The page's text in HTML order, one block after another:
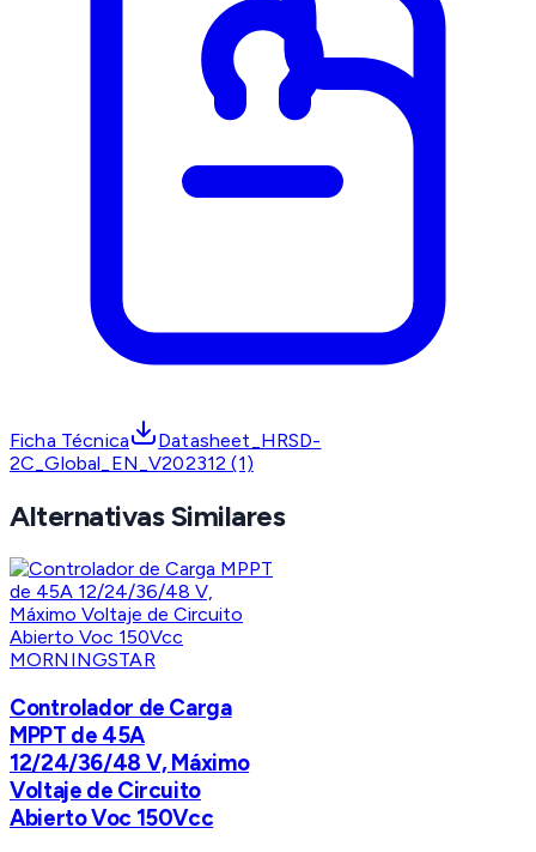
Ficha Técnica
Datasheet_HRSD-
2C_Global_EN_V202312 (1)
Alternativas Similares
MORNINGSTAR
Controlador de Carga
MPPT de 45A
12/24/36/48 V, Máximo
Voltaje de Circuito
Abierto Voc 150Vcc